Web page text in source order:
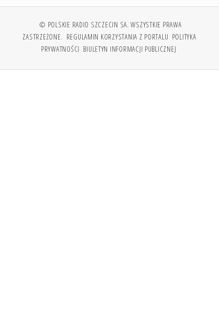
© POLSKIE RADIO SZCZECIN SA. WSZYSTKIE PRAWA
ZASTRZEŻONE. REGULAMIN KORZYSTANIA Z PORTALU POLITYKA
PRYWATNOŚCI BIULETYN INFORMACJI PUBLICZNEJ